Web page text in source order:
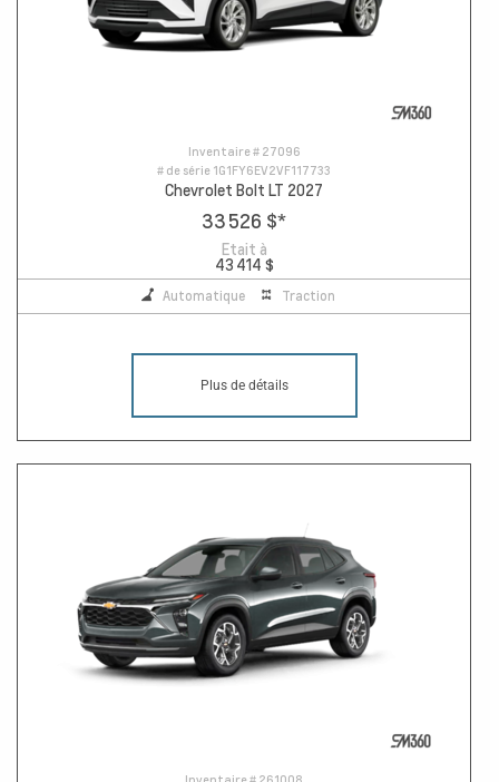
Inventaire # 27096
# de série 1G1FY6EV2VF117733
Chevrolet Bolt LT 2027
33 526 $*
Etait à
43 414 $
Automatique Traction
Plus de détails